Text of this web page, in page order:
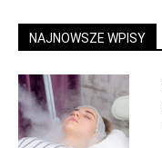
NAJNOWSZE WPISY